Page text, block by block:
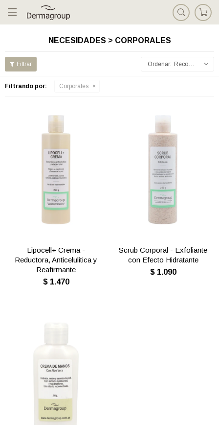

NECESIDADES > CORPORALES
Recomendados
Filtrando por: Corporales
Lipocell+ Crema -
Reductora, Anticelulitica y
Reafirmante
$ 1.470
Scrub Corporal - Exfoliante
con Efecto Hidratante
$ 1.090